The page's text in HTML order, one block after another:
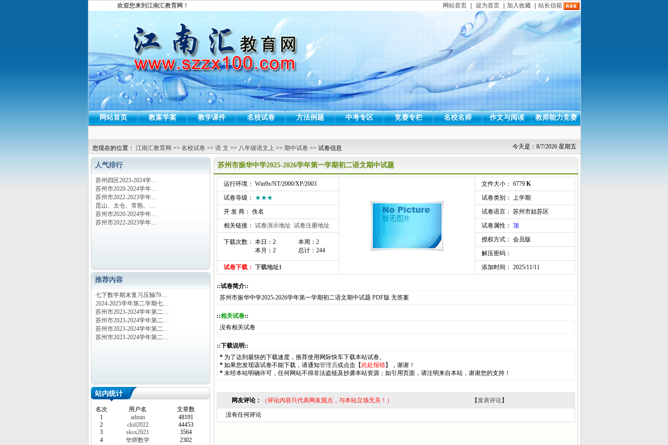
欢迎您来到江南汇教育网！ 网站首页 设为首页 加入收藏 站长信箱
网站首页 教案学案 教学课件 名校试卷 方法例题 中考专区 竞赛专栏 名校名师 作文与阅读 教师能力竞赛
今天是：8/7/2026 星期五
您现在的位置： 江南汇教育网 >> 名校试卷 >> 语 文 >> 八年级语文上 >> 期中试卷 >> 试卷信息
人气排行
苏州四区2023-2024学…
苏州市2020-2024学年…
苏州市2022-2023学年…
昆山、太仓、常熟、…
苏州市2020-2024学年…
苏州市2022-2023学年…
推荐内容
七下数学期末复习压轴79…
2024-2025学年第二学期七…
苏州市2023-2024学年第二…
苏州市2023-2024学年第二…
苏州市2023-2024学年第二…
苏州市2023-2024学年第二…
站内统计
名次 用户名
文章数
1
admin
48191
2
ckzl2022
44453
3
sksx2021
3564
4
华师数学
2302
苏州市振华中学2025-2026学年第一学期初二语文期中试题
运行环境： Win9x/NT/2000/XP/2003 文件大小： 6779 K
试卷等级： ★★★
试卷类别： 上学期
开 发 商： 佚名
试卷语言： 苏州市姑苏区
相关链接： 试卷演示地址 试卷注册地址 试卷属性： 顶
下载次数： 本日：2
本月：2
本周：2
总计：244
授权方式： 会员版
解压密码：
试卷下载： 下载地址1 添加时间： 2025/11/11
::试卷简介::
苏州市振华中学2025-2026学年第一学期初二语文期中试题 PDF版 无答案
::相关试卷::
没有相关试卷
::下载说明::
* 为了达到最快的下载速度，推荐使用网际快车下载本站试卷。
* 如果您发现该试卷不能下载，请通知管理员或点击【 此处报错】，谢谢！
* 未经本站明确许可，任何网站不得非法盗链及抄袭本站资源；如引用页面，请注明来自本站，谢谢您的支持！
网友评论： （评论内容只代表网友观点，与本站立场无关！） 【发表评论】
没有任何评论